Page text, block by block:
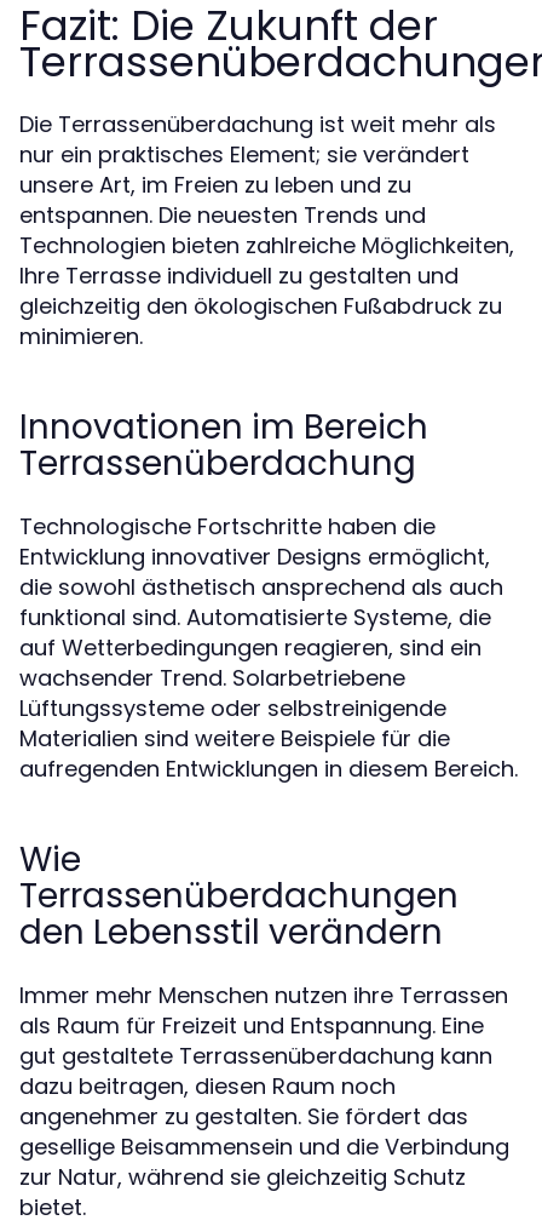
Fazit: Die Zukunft der
Die Terrassenüberdachung ist weit mehr als
nur ein praktisches Element; sie verändert
unsere Art, im Freien zu leben und zu
entspannen. Die neuesten Trends und
Technologien bieten zahlreiche Möglichkeiten,
Ihre Terrasse individuell zu gestalten und
gleichzeitig den ökologischen Fußabdruck zu
minimieren.
Innovationen im Bereich
Terrassenüberdachung
Technologische Fortschritte haben die
Entwicklung innovativer Designs ermöglicht,
die sowohl ästhetisch ansprechend als auch
funktional sind. Automatisierte Systeme, die
auf Wetterbedingungen reagieren, sind ein
wachsender Trend. Solarbetriebene
Lüftungssysteme oder selbstreinigende
Materialien sind weitere Beispiele für die
aufregenden Entwicklungen in diesem Bereich.
Wie
Terrassenüberdachungen
den Lebensstil verändern
Immer mehr Menschen nutzen ihre Terrassen
als Raum für Freizeit und Entspannung. Eine
gut gestaltete Terrassenüberdachung kann
dazu beitragen, diesen Raum noch
angenehmer zu gestalten. Sie fördert das
gesellige Beisammensein und die Verbindung
zur Natur, während sie gleichzeitig Schutz
bietet.